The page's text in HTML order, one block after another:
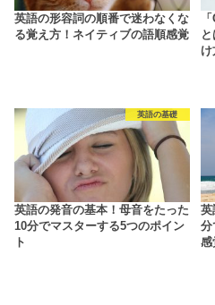
英語の形容詞の順番で迷わなくな
る覚え方！ネイティブの語順感覚
け
英語の基礎
英語の発音の基本！母音をたった
10分でマスターする5つのポイン
ト
英
分
感